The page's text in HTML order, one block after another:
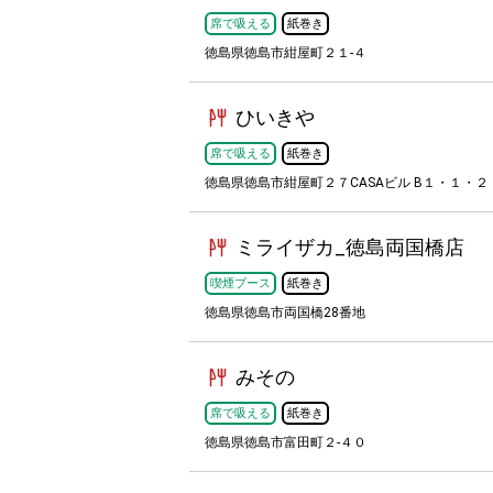
席で吸える 紙巻き
徳島県徳島市紺屋町２１-４
ひいきや
席で吸える 紙巻き
徳島県徳島市紺屋町２７CASAビル B１・１・２
ミライザカ_徳島両国橋店
喫煙ブース 紙巻き
徳島県徳島市両国橋28番地
みその
席で吸える 紙巻き
徳島県徳島市富田町２-４０